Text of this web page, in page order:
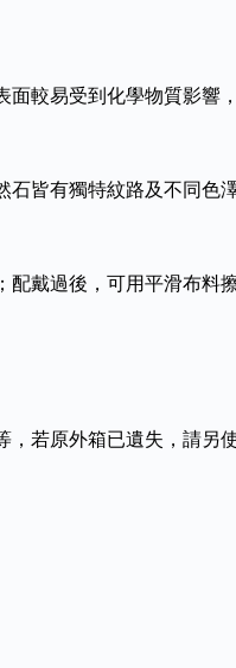
較易受到化學物質影響
皆有獨特紋路及不同
戴過後，可用平滑布
若原外箱已遺失，請